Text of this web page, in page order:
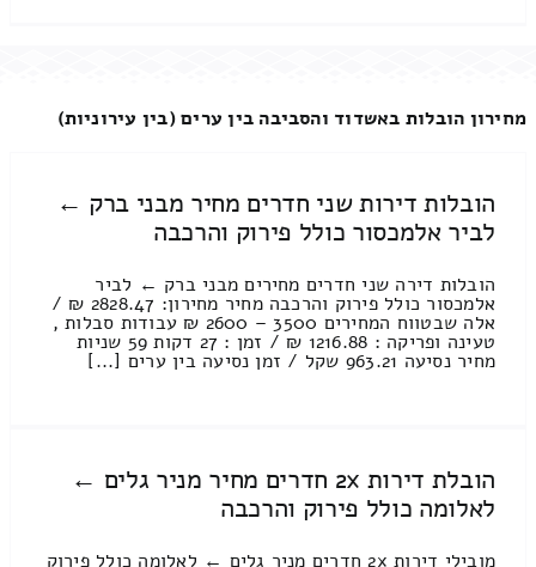
מחירון הובלות באשדוד והסביבה בין ערים (בין עירוניות)
הובלות דירות שני חדרים מחיר מבני ברק ←
לביר אלמכסור כולל פירוק והרכבה
הובלות דירה שני חדרים מחירים מבני ברק ← לביר
אלמכסור כולל פירוק והרכבה מחיר מחירון: 2828.47 ₪ /
אלה שבטווח המחירים 3500 – 2600 ₪ עבודות סבלות ,
טעינה ופריקה : 1216.88 ₪ / זמן : 27 דקות 59 שניות
מחיר נסיעה 963.21 שקל / זמן נסיעה בין ערים [...]
הובלת דירות 2x חדרים מחיר מניר גלים ←
לאלומה כולל פירוק והרכבה
מובילי דירות 2x חדרים מניר גלים ← לאלומה כולל פירוק